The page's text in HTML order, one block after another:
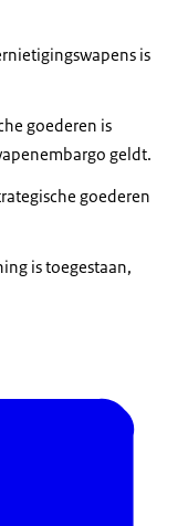
is
goederen is
geldt.
goederen
is toegestaan,